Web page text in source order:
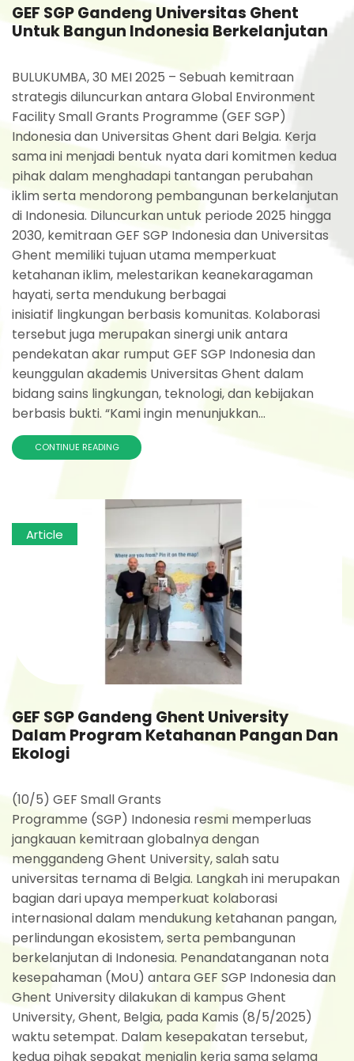
GEF SGP Gandeng Universitas Ghent
Untuk Bangun Indonesia Berkelanjutan
BULUKUMBA, 30 MEI 2025 – Sebuah kemitraan
strategis diluncurkan antara Global Environment
Facility Small Grants Programme (GEF SGP)
Indonesia dan Universitas Ghent dari Belgia. Kerja
sama ini menjadi bentuk nyata dari komitmen kedua
pihak dalam menghadapi tantangan perubahan
iklim serta mendorong pembangunan berkelanjutan
di Indonesia. Diluncurkan untuk periode 2025 hingga
2030, kemitraan GEF SGP Indonesia dan Universitas
Ghent memiliki tujuan utama memperkuat
ketahanan iklim, melestarikan keanekaragaman
hayati, serta mendukung berbagai
inisiatif lingkungan berbasis komunitas. Kolaborasi
tersebut juga merupakan sinergi unik antara
pendekatan akar rumput GEF SGP Indonesia dan
keunggulan akademis Universitas Ghent dalam
bidang sains lingkungan, teknologi, dan kebijakan
berbasis bukti. “Kami ingin menunjukkan...
CONTINUE READING
Article
GEF SGP Gandeng Ghent University
Dalam Program Ketahanan Pangan Dan
Ekologi
(10/5) GEF Small Grants
Programme (SGP) Indonesia resmi memperluas
jangkauan kemitraan globalnya dengan
menggandeng Ghent University, salah satu
universitas ternama di Belgia. Langkah ini merupakan
bagian dari upaya memperkuat kolaborasi
internasional dalam mendukung ketahanan pangan,
perlindungan ekosistem, serta pembangunan
berkelanjutan di Indonesia. Penandatanganan nota
kesepahaman (MoU) antara GEF SGP Indonesia dan
Ghent University dilakukan di kampus Ghent
University, Ghent, Belgia, pada Kamis (8/5/2025)
waktu setempat. Dalam kesepakatan tersebut,
kedua pihak sepakat menjalin kerja sama selama